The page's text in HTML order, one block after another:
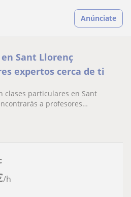
Anúnciate
Sant Llorenç
expertos cerca de ti
clases particulares en Sant
a profesores
/h